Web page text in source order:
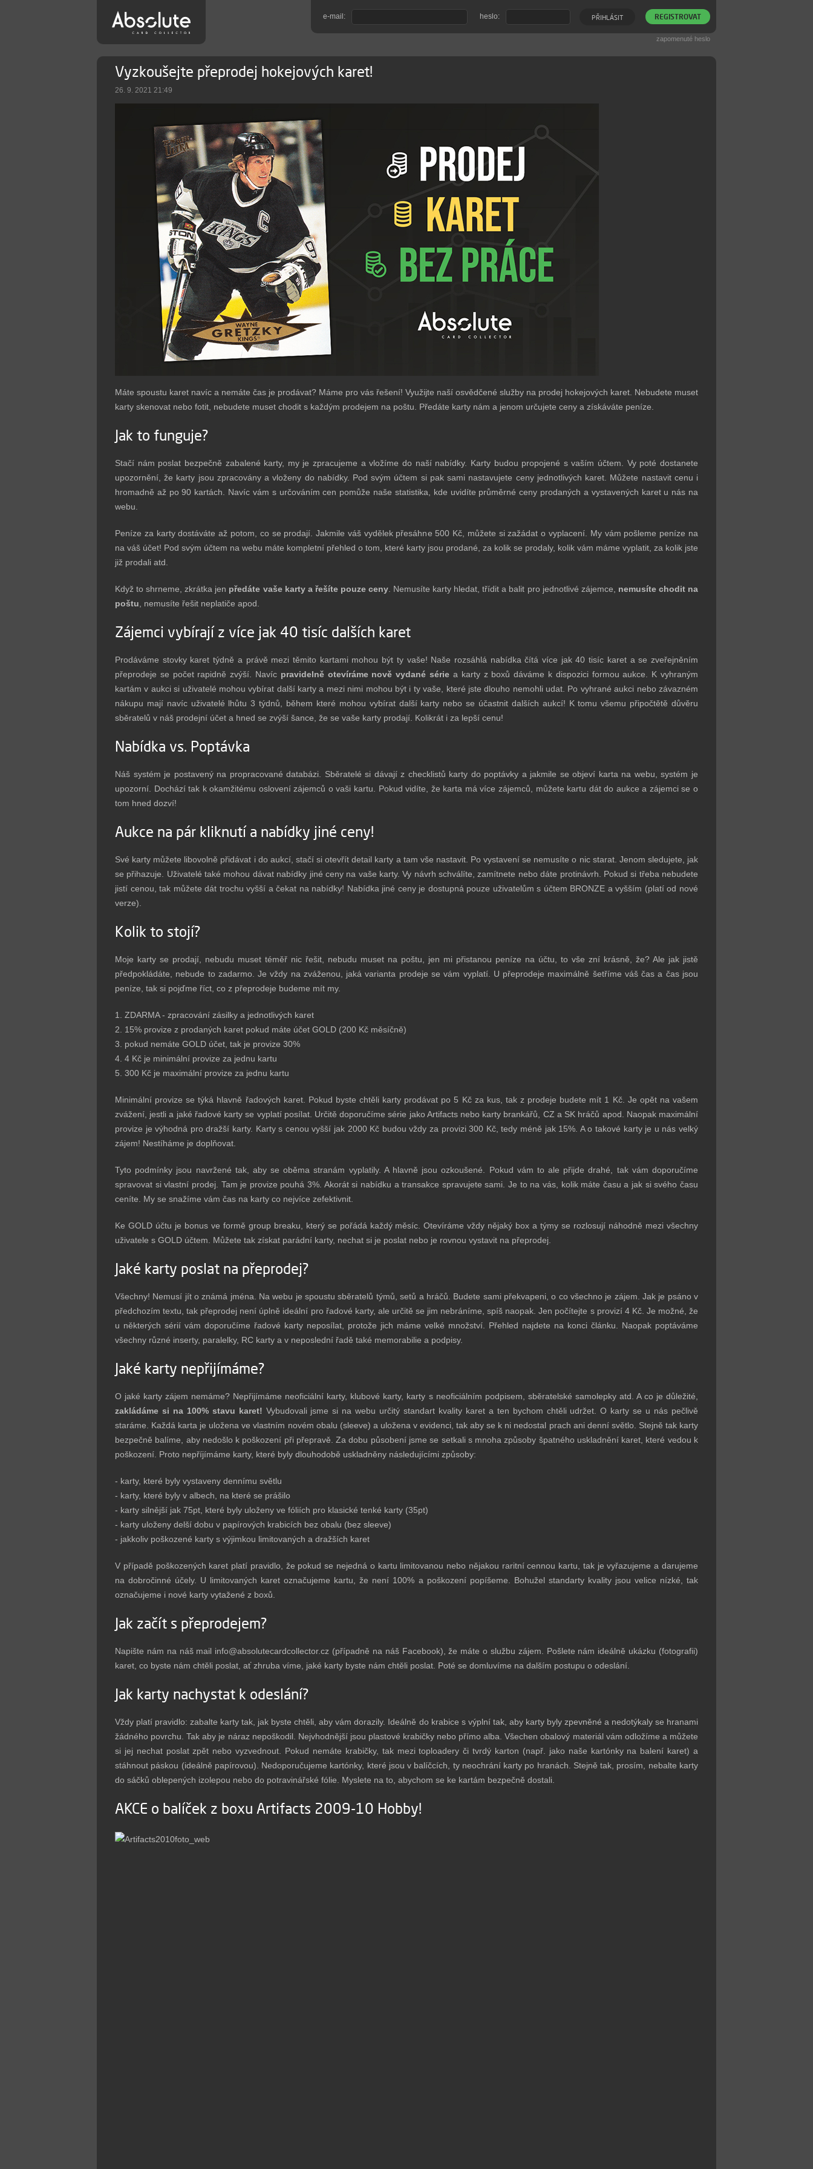
e-mail: heslo: PŘIHLÁSIT REGISTROVAT
zapomenuté heslo
Vyzkoušejte přeprodej hokejových karet!
26. 9. 2021 21:49
Máte spoustu karet navíc a nemáte čas je prodávat? Máme pro vás řešení! Využijte naší osvědčené služby na prodej hokejových karet. Nebudete muset
karty skenovat nebo fotit, nebudete muset chodit s každým prodejem na poštu. Předáte karty nám a jenom určujete ceny a získáváte peníze.
Jak to funguje?
Stačí nám poslat bezpečně zabalené karty, my je zpracujeme a vložíme do naší nabídky. Karty budou propojené s vaším účtem. Vy poté dostanete
upozornění, že karty jsou zpracovány a vloženy do nabídky. Pod svým účtem si pak sami nastavujete ceny jednotlivých karet. Můžete nastavit cenu i
hromadně až po 90 kartách. Navíc vám s určováním cen pomůže naše statistika, kde uvidíte průměrné ceny prodaných a vystavených karet u nás na
webu.
Peníze za karty dostáváte až potom, co se prodají. Jakmile váš vydělek přesáhne 500 Kč, můžete si zažádat o vyplacení. My vám pošleme peníze na
na váš účet! Pod svým účtem na webu máte kompletní přehled o tom, které karty jsou prodané, za kolik se prodaly, kolik vám máme vyplatit, za kolik jste
již prodali atd.
Když to shrneme, zkrátka jen předáte vaše karty a řešíte pouze ceny. Nemusíte karty hledat, třídit a balit pro jednotlivé zájemce, nemusíte chodit na
poštu , nemusíte řešit neplatiče apod.
Zájemci vybírají z více jak 40 tisíc dalších karet
Prodáváme stovky karet týdně a právě mezi těmito kartami mohou být ty vaše! Naše rozsáhlá nabídka čítá více jak 40 tisíc karet a se zveřejněním
přeprodeje se počet rapidně zvýší. Navíc pravidelně otevíráme nově vydané série a karty z boxů dáváme k dispozici formou aukce. K vyhraným
kartám v aukci si uživatelé mohou vybírat další karty a mezi nimi mohou být i ty vaše, které jste dlouho nemohli udat. Po vyhrané aukci nebo závazném
nákupu mají navíc uživatelé lhůtu 3 týdnů, během které mohou vybírat další karty nebo se účastnit dalších aukcí! K tomu všemu připočtětě důvěru
sběratelů v náš prodejní účet a hned se zvýší šance, že se vaše karty prodají. Kolikrát i za lepší cenu!
Nabídka vs. Poptávka
Náš systém je postavený na propracované databázi. Sběratelé si dávají z checklistů karty do poptávky a jakmile se objeví karta na webu, systém je
upozorní. Dochází tak k okamžitému oslovení zájemců o vaši kartu. Pokud vidíte, že karta má více zájemců, můžete kartu dát do aukce a zájemci se o
tom hned dozví!
Aukce na pár kliknutí a nabídky jiné ceny!
Své karty můžete libovolně přidávat i do aukcí, stačí si otevřít detail karty a tam vše nastavit. Po vystavení se nemusíte o nic starat. Jenom sledujete, jak
se přihazuje. Uživatelé také mohou dávat nabídky jiné ceny na vaše karty. Vy návrh schválíte, zamítnete nebo dáte protinávrh. Pokud si třeba nebudete
jistí cenou, tak můžete dát trochu vyšší a čekat na nabídky! Nabídka jiné ceny je dostupná pouze uživatelům s účtem BRONZE a vyšším (platí od nové
verze).
Kolik to stojí?
Moje karty se prodají, nebudu muset téměř nic řešit, nebudu muset na poštu, jen mi přistanou peníze na účtu, to vše zní krásně, že? Ale jak jistě
předpokládáte, nebude to zadarmo. Je vždy na zváženou, jaká varianta prodeje se vám vyplatí. U přeprodeje maximálně šetříme váš čas a čas jsou
peníze, tak si pojďme říct, co z přeprodeje budeme mít my.
1. ZDARMA - zpracování zásilky a jednotlivých karet
2. 15% provize z prodaných karet pokud máte účet GOLD (200 Kč měsíčně)
3. pokud nemáte GOLD účet, tak je provize 30%
4. 4 Kč je minimální provize za jednu kartu
5. 300 Kč je maximální provize za jednu kartu
Minimální provize se týká hlavně řadových karet. Pokud byste chtěli karty prodávat po 5 Kč za kus, tak z prodeje budete mít 1 Kč. Je opět na vašem
zvážení, jestli a jaké řadové karty se vyplatí posílat. Určitě doporučíme série jako Artifacts nebo karty brankářů, CZ a SK hráčů apod. Naopak maximální
provize je výhodná pro dražší karty. Karty s cenou vyšší jak 2000 Kč budou vždy za provizi 300 Kč, tedy méně jak 15%. A o takové karty je u nás velký
zájem! Nestíháme je doplňovat.
Tyto podmínky jsou navržené tak, aby se oběma stranám vyplatily. A hlavně jsou ozkoušené. Pokud vám to ale přijde drahé, tak vám doporučíme
spravovat si vlastní prodej. Tam je provize pouhá 3%. Akorát si nabídku a transakce spravujete sami. Je to na vás, kolik máte času a jak si svého času
ceníte. My se snažíme vám čas na karty co nejvíce zefektivnit.
Ke GOLD účtu je bonus ve formě group breaku, který se pořádá každý měsíc. Otevíráme vždy nějaký box a týmy se rozlosují náhodně mezi všechny
uživatele s GOLD účtem. Můžete tak získat parádní karty, nechat si je poslat nebo je rovnou vystavit na přeprodej.
Jaké karty poslat na přeprodej?
Všechny! Nemusí jít o známá jména. Na webu je spoustu sběratelů týmů, setů a hráčů. Budete sami překvapeni, o co všechno je zájem. Jak je psáno v
předchozím textu, tak přeprodej není úplně ideální pro řadové karty, ale určitě se jim nebráníme, spíš naopak. Jen počítejte s provizí 4 Kč. Je možné, že
u některých sérií vám doporučíme řadové karty neposílat, protože jich máme velké množství. Přehled najdete na konci článku. Naopak poptáváme
všechny různé inserty, paralelky, RC karty a v neposlední řadě také memorabilie a podpisy.
Jaké karty nepřijímáme?
O jaké karty zájem nemáme? Nepřijímáme neoficiální karty, klubové karty, karty s neoficiálním podpisem, sběratelské samolepky atd. A co je důležité,
zakládáme si na 100% stavu karet! Vybudovali jsme si na webu určitý standart kvality karet a ten bychom chtěli udržet. O karty se u nás pečlivě
staráme. Každá karta je uložena ve vlastním novém obalu (sleeve) a uložena v evidenci, tak aby se k ni nedostal prach ani denní světlo. Stejně tak karty
bezpečně balíme, aby nedošlo k poškození při přepravě. Za dobu působení jsme se setkali s mnoha způsoby špatného uskladnění karet, které vedou k
poškození. Proto nepříjímáme karty, které byly dlouhodobě uskladněny následujícími způsoby:
- karty, které byly vystaveny dennímu světlu
- karty, které byly v albech, na které se prášilo
- karty silnější jak 75pt, které byly uloženy ve fóliích pro klasické tenké karty (35pt)
- karty uloženy delší dobu v papírových krabicích bez obalu (bez sleeve)
- jakkoliv poškozené karty s výjimkou limitovaných a dražších karet
V případě poškozených karet platí pravidlo, že pokud se nejedná o kartu limitovanou nebo nějakou raritní cennou kartu, tak je vyřazujeme a darujeme
na dobročinné účely. U limitovaných karet označujeme kartu, že není 100% a poškození popíšeme. Bohužel standarty kvality jsou velice nízké, tak
označujeme i nové karty vytažené z boxů.
Jak začít s přeprodejem?
Napište nám na náš mail info@absolutecardcollector.cz (případně na náš Facebook), že máte o službu zájem. Pošlete nám ideálně ukázku (fotografii)
karet, co byste nám chtěli poslat, ať zhruba víme, jaké karty byste nám chtěli poslat. Poté se domluvíme na dalším postupu o odeslání.
Jak karty nachystat k odeslání?
Vždy platí pravidlo: zabalte karty tak, jak byste chtěli, aby vám dorazily. Ideálně do krabice s výplní tak, aby karty byly zpevněné a nedotýkaly se hranami
žádného povrchu. Tak aby je náraz nepoškodil. Nejvhodnější jsou plastové krabičky nebo přímo alba. Všechen obalový materiál vám odložíme a můžete
si jej nechat poslat zpět nebo vyzvednout. Pokud nemáte krabičky, tak mezi toploadery či tvrdý karton (např. jako naše kartónky na balení karet) a
stáhnout páskou (ideálně papírovou). Nedoporučujeme kartónky, které jsou v balíčcích, ty neochrání karty po hranách. Stejně tak, prosím, nebalte karty
do sáčků oblepených izolepou nebo do potravinářské fólie. Myslete na to, abychom se ke kartám bezpečně dostali.
AKCE o balíček z boxu Artifacts 2009-10 Hobby!